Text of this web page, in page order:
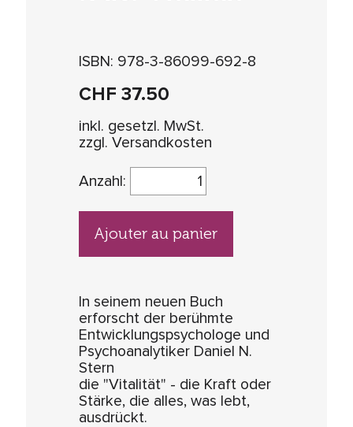
ISBN: 978-3-86099-692-8
CHF37.50
inkl. gesetzl. MwSt.
zzgl. Versandkosten
Anzahl:
Ajouter au panier
In seinem neuen Buch
erforscht der berühmte
Entwicklungspsychologe und
Psychoanalytiker Daniel N.
Stern
die "Vitalität" - die Kraft oder
Stärke, die alles, was lebt,
ausdrückt.